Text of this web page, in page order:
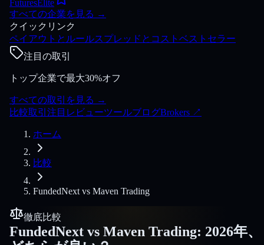
FuturesElite
すべての企業を見る →
クイックリンク
ペイアウトとルールスプレッドとコスト ベストセラー
注目の取引
トップ企業で最大30%オフ
すべての取引を見る →
比較取引 注目 レビューツールブログBrokers ↗
ホーム
比較
FundedNext vs Maven Trading
徹底比較
FundedNext vs Maven Trading: 2026年、